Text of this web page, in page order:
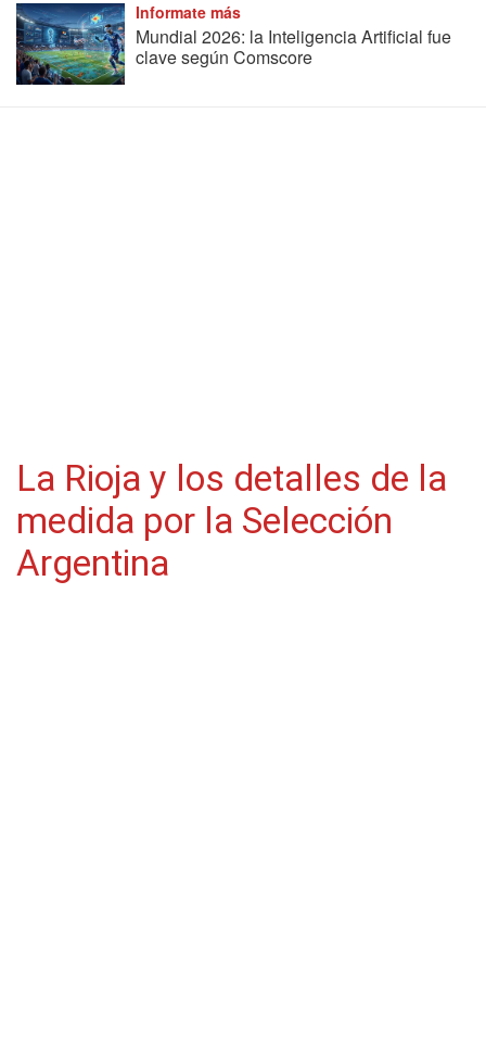
Informate más
Mundial 2026: la Inteligencia Artificial fue
clave según Comscore
La Rioja y los detalles de la
medida por la Selección
Argentina